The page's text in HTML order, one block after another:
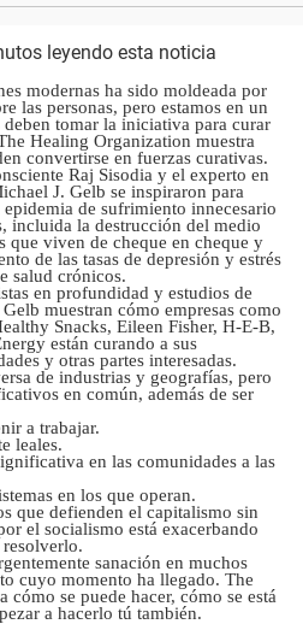
leyendo esta noticia
modernas ha sido moldeada por
las personas, pero estamos en un
deben tomar la iniciativa para curar
Healing Organization muestra
convertirse en fuerzas curativas.
Raj Sisodia y el experto en
J. Gelb se inspiraron para
de sufrimiento innecesario
incluida la destrucción del medio
que viven de cheque en cheque y
de las tasas de depresión y estrés
salud crónicos.
en profundidad y estudios de
muestran cómo empresas como
Snacks, Eileen Fisher, H-E-B,
están curando a sus
y otras partes interesadas.
de industrias y geografías, pero
en común, además de ser
a trabajar.
leales.
en las comunidades a las
en los que operan.
que defienden el capitalismo sin
el socialismo está exacerbando
sanación en muchos
cuyo momento ha llegado. The
se puede hacer, cómo se está
a hacerlo tú también.